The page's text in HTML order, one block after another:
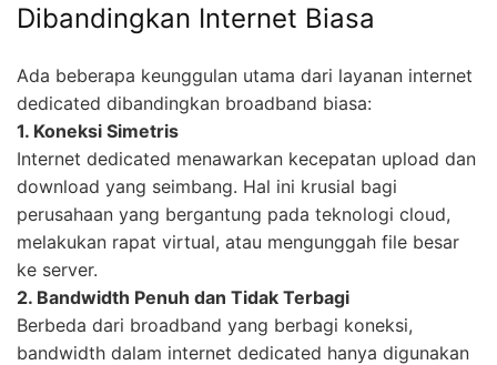
Dibandingkan Internet Biasa
Ada beberapa keunggulan utama dari layanan internet
dedicated dibandingkan broadband biasa:
1. Koneksi Simetris
Internet dedicated menawarkan kecepatan upload dan
download yang seimbang. Hal ini krusial bagi
perusahaan yang bergantung pada teknologi cloud,
melakukan rapat virtual, atau mengunggah file besar
ke server.
2. Bandwidth Penuh dan Tidak Terbagi
Berbeda dari broadband yang berbagi koneksi,
bandwidth dalam internet dedicated hanya digunakan